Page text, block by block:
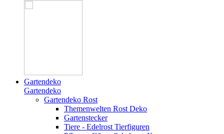
Gartendeko
Gartendeko
Gartendeko Rost
Themenwelten Rost Deko
Gartenstecker
Tiere - Edelrost Tierfiguren